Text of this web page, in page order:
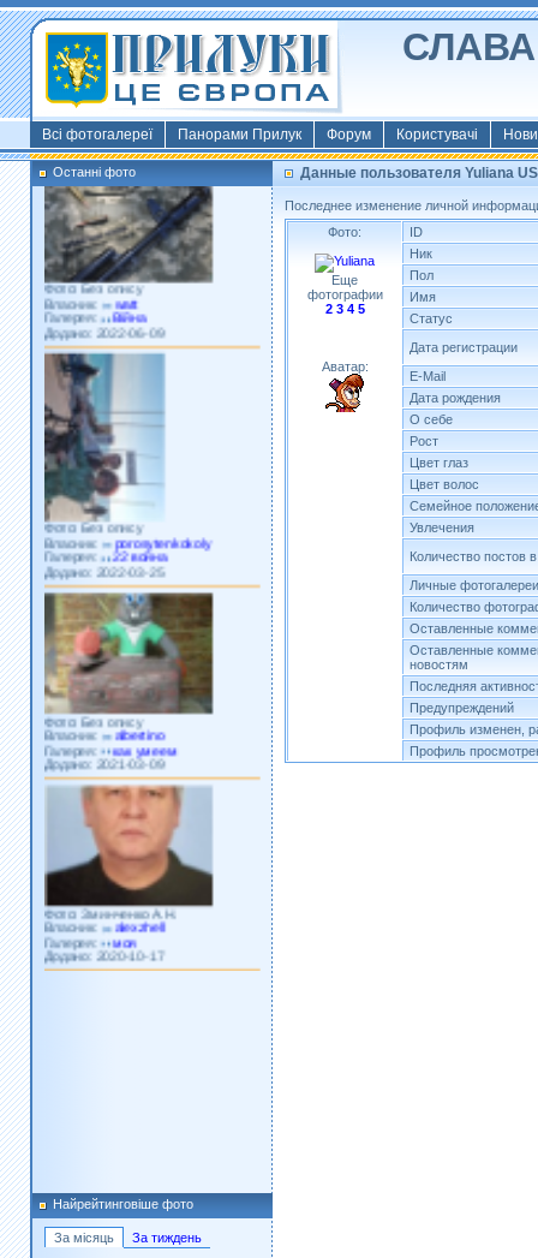
СЛАВА
Всі фотогалереї Панорами Прилук Форум Користувачі
Останні фото
Фото: Київ 2022
Власник:
morsresistis
Галерея:
Templates
Додано: 2022-11-13
Фото: Без опису
Власник:
watt
Галерея:
Війна
Додано: 2022-06-09
Фото: Без опису
Власник:
porosytenkokoly
Галерея:
22 война
Додано: 2022-03-25
Фото: Без опису
Власник:
albertino
Галерея:
как умеем
Додано: 2021-03-09
Власник:
alexzhell
Галерея:
моя
Додано: 2020-10-17
Найрейтинговіше фото
За місяць
За тиждень
Данные пользователя Yuliana US
Последнее изменение личной
Фото:
Еще
фотографии
2 3 4 5
Аватар:
ID
Ник
Пол
Имя
Статус
Дата регистрации
E-Mail
Дата рождения
О себе
Рост
Цвет глаз
Цвет волос
Семейное
Увлечения
Количество постов
Личные фотогалереи
Количество
Оставленные
Оставленные
новостям
Последняя
Предупреждений
Профиль изменен,
Профиль